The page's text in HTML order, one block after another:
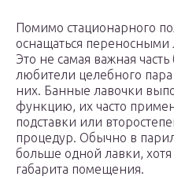
Помимо стационарного
оснащаться
Это не самая важная
любители целебного
них. Банные лавочки
функцию, их часто
подставки или
процедур. Обычно в
больше одной лавки,
габарита помещения.